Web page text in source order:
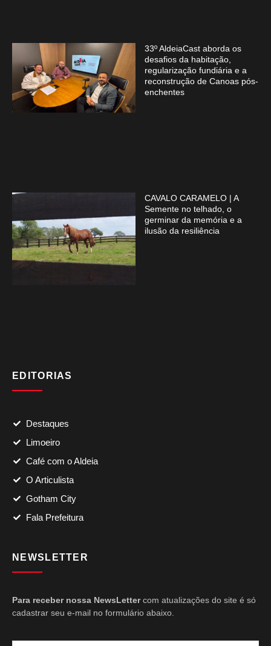
33º AldeiaCast aborda os
desafios da habitação,
regularização fundiária e a
reconstrução de Canoas pós-
enchentes
CAVALO CARAMELO | A
Semente no telhado, o
germinar da memória e a
ilusão da resiliência
EDITORIAS
Destaques
Limoeiro
Café com o Aldeia
O Articulista
Gotham City
Fala Prefeitura
NEWSLETTER
Para receber nossa NewsLettercom atualizações do site é só
cadastrar seu e-mail no formulário abaixo.